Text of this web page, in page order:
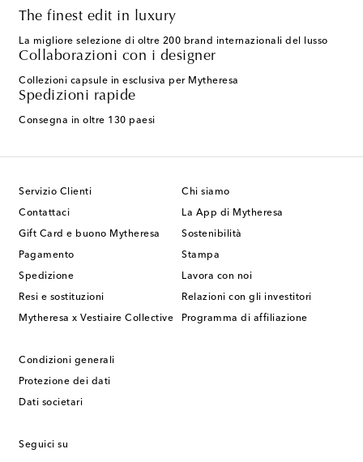
The finest edit in luxury
La migliore selezione di oltre 200 brand internazionali del lusso
Collaborazioni con i designer
Collezioni capsule in esclusiva per Mytheresa
Spedizioni rapide
Consegna in oltre 130 paesi
Servizio Clienti
Contattaci
Gift Card e buono Mytheresa
Pagamento
Spedizione
Resi e sostituzioni
Mytheresa x Vestiaire Collective
Chi siamo
La App di Mytheresa
Sostenibilità
Stampa
Lavora con noi
Relazioni con gli investitori
Programma di affiliazione
Condizioni generali
Protezione dei dati
Dati societari
Seguici su